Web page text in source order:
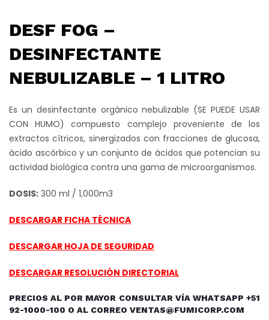
DESF FOG –
DESINFECTANTE
NEBULIZABLE – 1 LITRO
Es un desinfectante orgánico nebulizable (SE PUEDE USAR
CON HUMO) compuesto complejo proveniente de los
extractos cítricos, sinergizados con fracciones de glucosa,
ácido ascórbico y un conjunto de ácidos que potencian su
actividad biológica contra una gama de microorganismos.
DOSIS: 300 ml / 1,000m3
DESCARGAR FICHA TÉCNICA
DESCARGAR HOJA DE SEGURIDAD
DESCARGAR RESOLUCIÓN DIRECTORIAL
PRECIOS AL POR MAYOR CONSULTAR VÍA WHATSAPP +51
92-1000-100 O AL CORREO VENTAS@FUMICORP.COM